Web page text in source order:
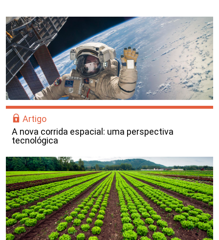
Artigo
A nova corrida espacial: uma perspectiva
tecnológica